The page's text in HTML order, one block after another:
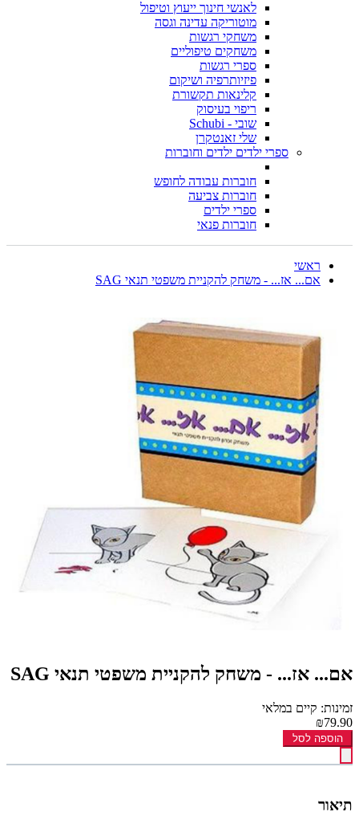
לאנשי חינוך ייעוץ וטיפול
מוטוריקה עדינה וגסה
משחקי רגשות
משחקים טיפוליים
ספרי רגשות
פיזיותרפיה ושיקום
קלינאות תקשורת
ריפוי בעיסוק
שובי - Schubi
שלי זאנטקרן
ספרי ילדים ילדים וחוברות
חוברות עבודה לחופש
חוברות צביעה
ספרי ילדים
חוברות פנאי
ראשי
אם... אז... - משחק להקניית משפטי תנאי SAG
אם... אז... - משחק להקניית משפטי תנאי SAG
זמינות: קיים במלאי
₪79.90
הוספה לסל
תיאור